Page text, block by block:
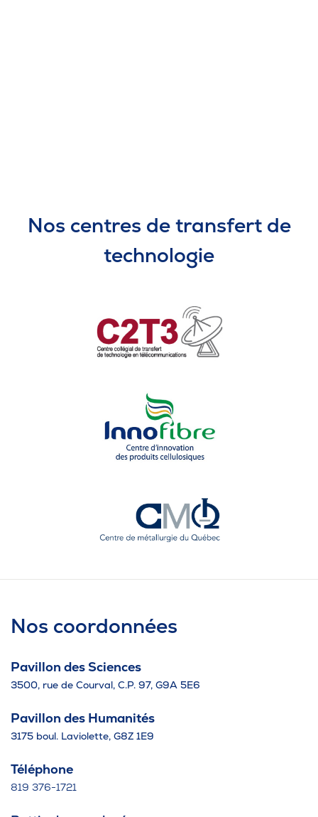
Nos centres de transfert de
technologie
Nos coordonnées
Pavillon des Sciences
3500, rue de Courval, C.P. 97, G9A 5E6
Pavillon des Humanités
3175 boul. Laviolette, G8Z 1E9
Téléphone
819 376-1721